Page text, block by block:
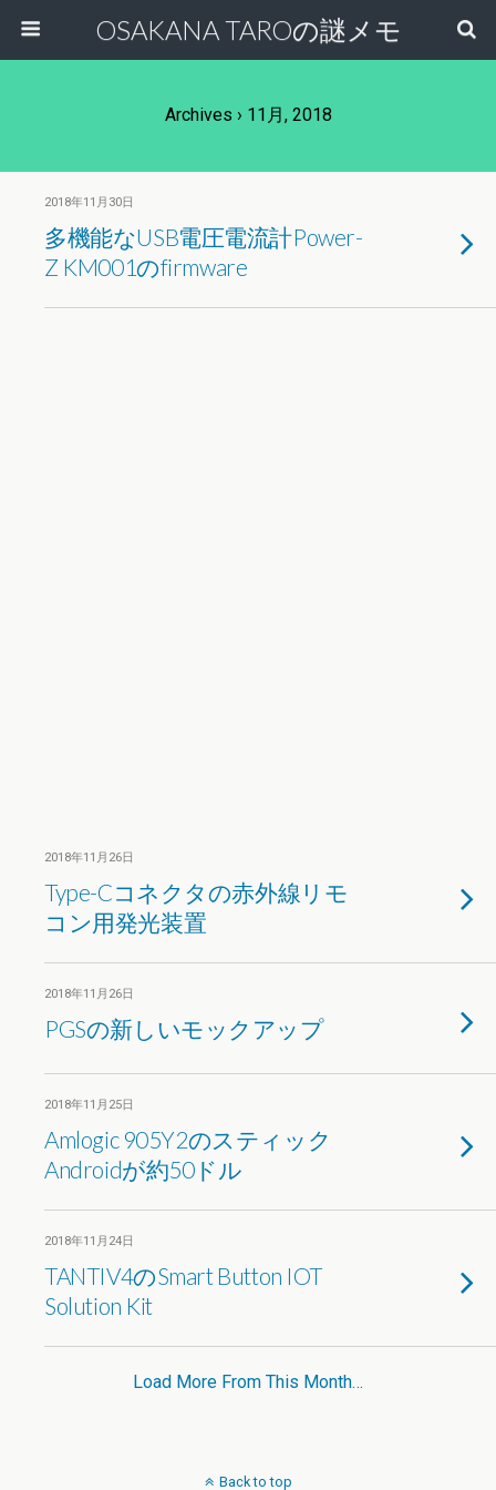
OSAKANA TAROの謎メモ
Archives › 11月, 2018
2018年11月30日
多機能なUSB電圧電流計Power-
Z KM001のfirmware
2018年11月26日
Type-Cコネクタの赤外線リモ
コン用発光装置
2018年11月26日
PGSの新しいモックアップ
2018年11月25日
Amlogic 905Y2のスティック
Androidが約50ドル
2018年11月24日
TANTIV4のSmart Button IOT
Solution Kit
Load More From This Month…
Back to top